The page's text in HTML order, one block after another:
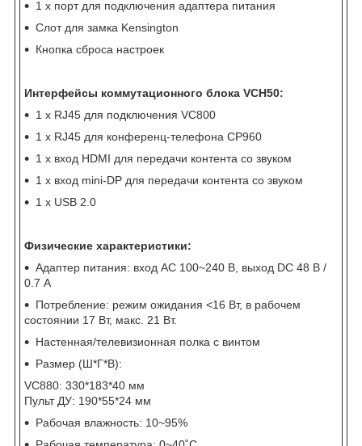
1 x порт для подключения адаптера питания
Cлот для замка Kensington
Кнопка сброса настроек
Интерфейсы коммутационного блока VCH50:
1 x RJ45 для подключения VC800
1 x RJ45 для конференц-телефона CP960
1 x вход HDMI для передачи контента со звуком
1 x вход mini-DP для передачи контента со звуком
1 x USB 2.0
Физические характеристики:
Адаптер питания: вход AC 100~240 В, выход DC 48 В /
0.7 А
Потребление: режим ожидания <16 Вт, в рабочем
состоянии 17 Вт, макс. 21 Вт.
Настенная/телевизионная полка с винтом
Размер (Ш*Г*В):
VC880: 330*183*40 мм
Пульт ДУ: 190*55*24 мм
Рабочая влажность: 10~95%